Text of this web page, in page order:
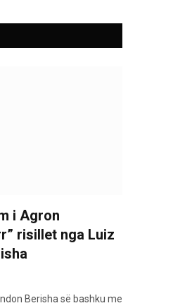
i Agron
risillet nga Luiz
Berisha së bashku me